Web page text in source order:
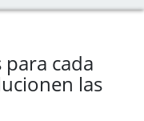
cada
las